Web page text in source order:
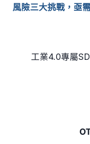
風險三大挑戰，亟
工業4.0專屬